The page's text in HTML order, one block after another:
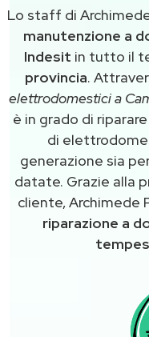
Lo staff di
manutenzione a
Indesit in tutto il
provincia.
elettrodomestici a
è in grado di
di
generazione sia
datate. Grazie alla
cliente, Archimede
riparazione a